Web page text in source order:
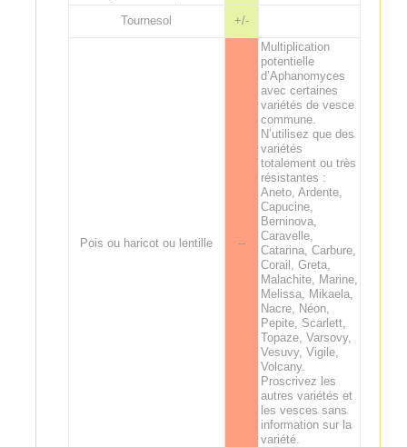
Tournesol +/-
Pois ou haricot ou lentille --
Multiplication
potentielle
d’Aphanomyces
avec certaines
variétés de vesce
commune.
N’utilisez que des
variétés
totalement ou très
résistantes :
Aneto, Ardente,
Capucine,
Berninova,
Caravelle,
Catarina, Carbure,
Corail, Greta,
Malachite, Marine,
Melissa, Mikaela,
Nacre, Néon,
Pepite, Scarlett,
Topaze, Varsovy,
Vesuvy, Vigile,
Volcany.
Proscrivez les
autres variétés et
les vesces sans
information sur la
variété.